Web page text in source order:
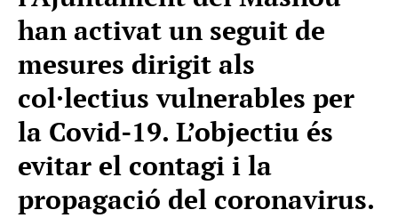
han activat un seguit de
mesures dirigit als
col·lectius vulnerables per
la Covid-19. L’objectiu és
evitar el contagi i la
propagació del coronavirus.